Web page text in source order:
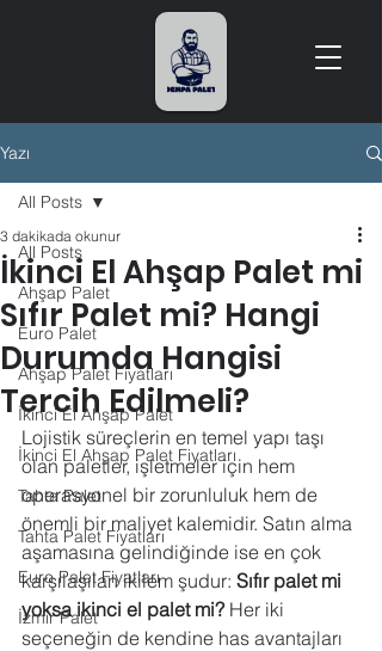
Yazı
All Posts
Ahşap Palet
Euro Palet
Ahşap Palet Fiyatları
İkinci El Ahşap Palet
İkinci El Ahşap Palet Fiyatları
Tahta Palet
Tahta Palet Fiyatları
Euro Palet Fiyatları
İzmir Palet
All Posts
İkinci El Ahşap Palet mi
Sıfır Palet mi? Hangi
Durumda Hangisi
Tercih Edilmeli?
3 dakikada okunur
Lojistik süreçlerin en temel yapı taşı
olan paletler, işletmeler için hem
operasyonel bir zorunluluk hem de
önemli bir maliyet kalemidir. Satın alma
aşamasına gelindiğinde ise en çok
karşılaşılan ikilem şudur: Sıfır palet mi
yoksa ikinci el palet mi? Her iki
seçeneğin de kendine has avantajları